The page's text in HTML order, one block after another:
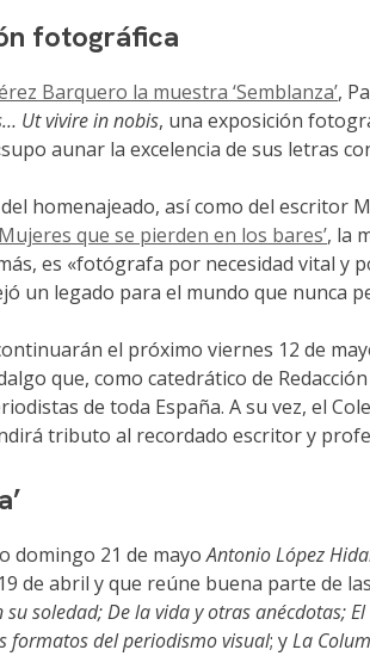
fotográfica
Barquero la muestra ‘Semblanza’,
Ut vivire in nobis, una exposición
aunar la excelencia de sus letras
homenajeado, así como del escritor
que se pierden en los bares’, la
es «fotógrafa por necesidad vital
un legado para el mundo que nunca
el próximo viernes 12 de
que, como catedrático de
de toda España. A su vez, el
tributo al recordado escritor y
domingo 21 de mayoAntonio López
de abril y que reúne buena parte de
su soledad; De la vida y otras anécdotas;
formatos del periodismo visual; yLa